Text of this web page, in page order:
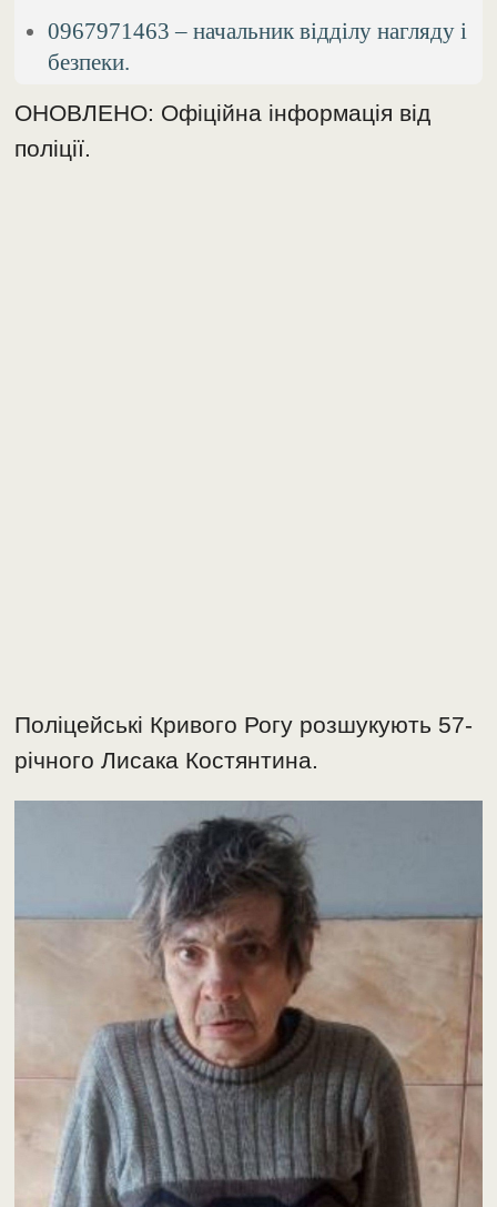
0967971463 – начальник відділу нагляду і
безпеки.
ОНОВЛЕНО: Офіційна інформація від
поліції.
Поліцейські Кривого Рогу розшукують 57-
річного Лисака Костянтина.